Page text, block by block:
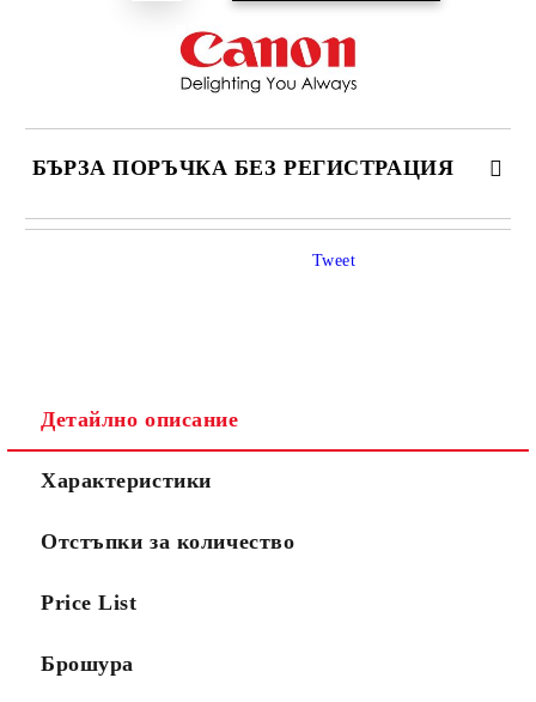
БЪРЗА ПОРЪЧКА БЕЗ РЕГИСТРАЦИЯ
САМО ПОПЪЛНЕТЕ 4 ПОЛЕТА
Tweet
Детайлно описание
Характеристики
Отстъпки за количество
Price List
Брошура